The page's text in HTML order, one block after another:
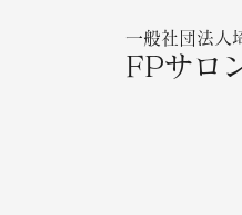
一般社団法人
FPサロ